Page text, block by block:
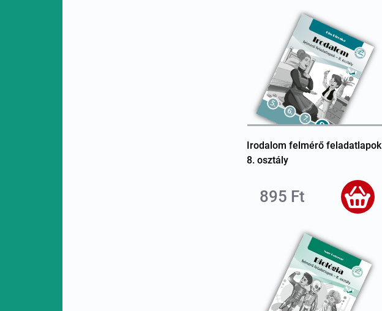
Irodalom felmérő feladatlapok
8. osztály
895 Ft